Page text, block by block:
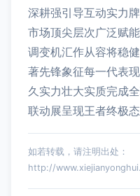
深耕强引导互动实力
市场顶尖层次广泛赋
调变机汇作从容将稳
著先锋象征每一代表
久实力壮大实质完成
联动展呈现王者终极
如若转载，请注明出处：
http://